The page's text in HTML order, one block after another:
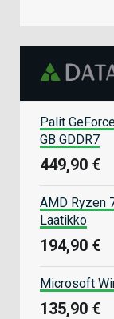
Palit
GB GDDR7
449,90 €
AMD Ryzen
Laatikko
194,90 €
Microsoft
135,90 €